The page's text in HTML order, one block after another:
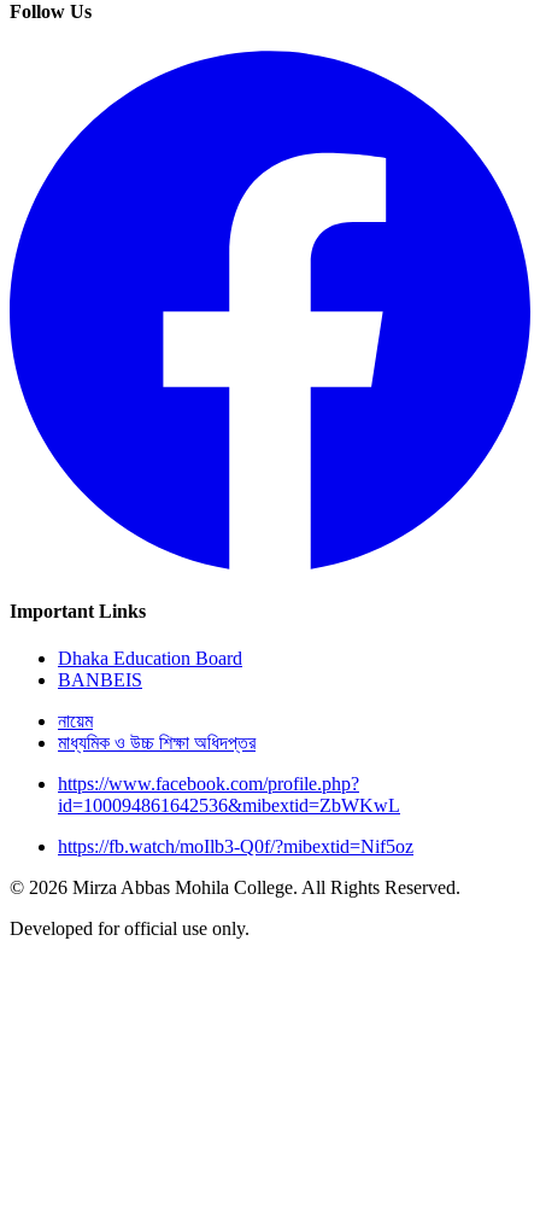
Follow Us
Important Links
Dhaka Education Board
BANBEIS
নায়েম
মাধ্যমিক ও উচ্চ শিক্ষা অধিদপ্তর
https://www.facebook.com/profile.php?
id=100094861642536&mibextid=ZbWKwL
https://fb.watch/moIlb3-Q0f/?mibextid=Nif5oz
© 2026 Mirza Abbas Mohila College. All Rights Reserved.
Developed for official use only.